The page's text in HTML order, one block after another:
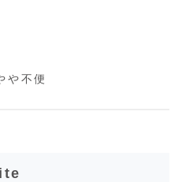
や不便